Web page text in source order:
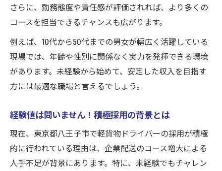
さらに、勤務態度や責任感が評価されれば、より多くの
コースを担当できるチャンスも広がります。
例えば、10代から50代までの男女が幅広く活躍している
現場では、年齢や性別に関係なく実力を発揮できる環境
があります。未経験から始めて、安定した収入を目指す
方には最適な職場と言えるでしょう。
経験値は問いません！積極採用の背景とは
現在、東京都八王子市で軽貨物ドライバーの採用が積極
的に行われている理由は、企業配送のコース増大による
人手不足が背景にあります。特に、未経験でもチャレン